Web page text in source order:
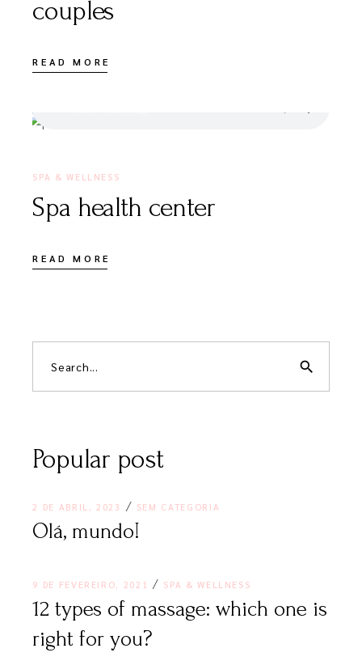
couples
READ MORE
20 DE MAIO, 2020
SPA & WELLNESS
Spa health center
READ MORE
Search
search
Popular post
2 DE ABRIL, 2023 SEM CATEGORIA
Olá, mundo!
9 DE FEVEREIRO, 2021 SPA & WELLNESS
12 types of massage: which one is
right for you?